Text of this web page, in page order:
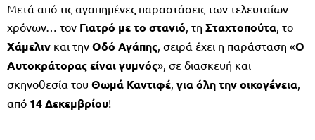
Μετά από τις αγαπημένες παραστάσεις των τελευταίων
χρόνων… τον Γιατρό με το στανιό , τη Σταχτοπούτα , το
Χάμελιν και την Οδό Αγάπης , σειρά έχει η παράσταση «Ο
Αυτοκράτορας είναι γυμνός», σε διασκευή και
σκηνοθεσία του Θωμά Καντιφέ για όλη την οικογένεια
από 14 Δεκεμβρίου!